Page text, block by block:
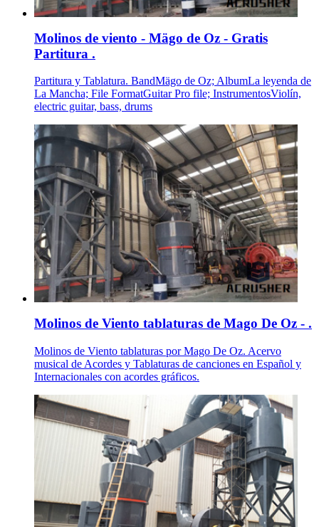
Molinos de viento - Mägo de Oz - Gratis
Partitura .
Partitura y Tablatura. BandMägo de Oz; AlbumLa leyenda de
La Mancha; File FormatGuitar Pro file; InstrumentosViolín,
electric guitar, bass, drums
Molinos de Viento tablaturas de Mago De Oz - .
Molinos de Viento tablaturas por Mago De Oz. Acervo
musical de Acordes y Tablaturas de canciones en Español y
Internacionales con acordes gráficos.